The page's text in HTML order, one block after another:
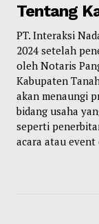
Tentang
PT. Interaksi
2024 setelah
oleh Notaris
Kabupaten
akan menaungi
bidang usaha
seperti
acara atau event